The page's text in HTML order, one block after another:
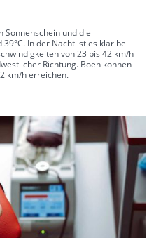
Sonnenschein und die
In der Nacht ist es klar bei
von 23 bis 42 km/h
Richtung. Böen können
km/h erreichen.